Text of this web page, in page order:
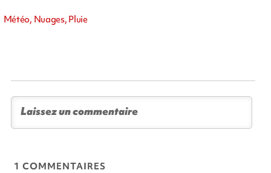
Météo, Nuages, Pluie
1 COMMENTAIRES